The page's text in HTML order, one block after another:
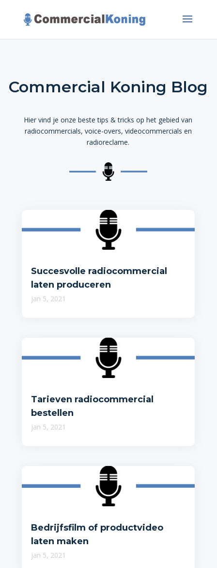
Commercial Koning Blog
Hier vind je onze beste tips & tricks op het gebied van
radiocommercials, voice-overs, videocommercials en
radioreclame.
Succesvolle radiocommercial
laten produceren
jan 5, 2021
Tarieven radiocommercial
bestellen
jan 5, 2021
Bedrijfsfilm of productvideo
laten maken
jan 5, 2021